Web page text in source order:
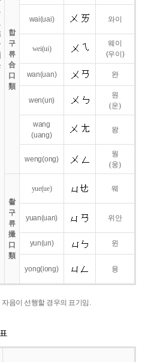
합
구
류
合
口
類
wai(uai) 와이
wei(ui)
웨이
(우이)
wan(uan) 완
wen(un)
원
(운)
wang
(uang)
왕
weng(ong)
웡
(웅)
촬
구
류
撮
口
類
yue(ue) 웨
yuan(uan) 위안
yun(un) 윈
yong(iong) 융
자음이 선행할 경우의 표기임.